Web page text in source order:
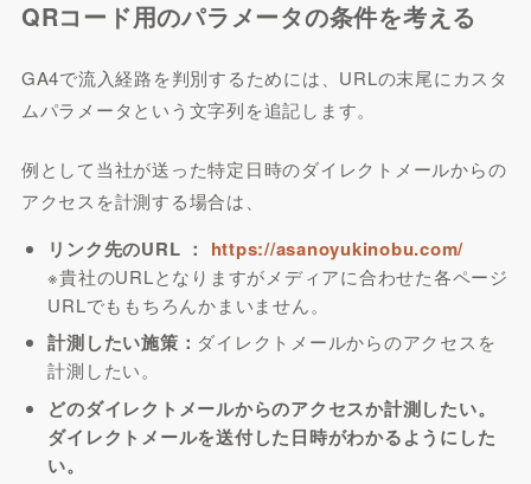
QRコード用のパラメータの条件を考える
GA4で流入経路を判別するためには、URLの末尾にカスタ
ムパラメータという文字列を追記します。
例として当社が送った特定日時のダイレクトメールからの
アクセスを計測する場合は、
リンク先のURL ： https://asanoyukinobu.com/
※貴社のURLとなりますがメディアに合わせた各ページ
URLでももちろんかまいません。
計測したい施策： ダイレクトメールからのアクセスを
計測したい。
どのダイレクトメールからのアクセスか計測したい。
ダイレクトメールを送付した日時がわかるようにした
い。